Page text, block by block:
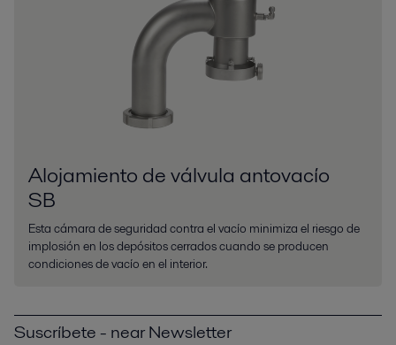
Alojamiento de válvula antovacío
SB
Esta cámara de seguridad contra el vacío minimiza el riesgo de
implosión en los depósitos cerrados cuando se producen
condiciones de vacío en el interior.
Suscríbete - near Newsletter